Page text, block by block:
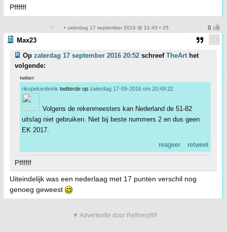
Pffffff
• zaterdag 17 september 2016 @ 21:45 • 25
Max23
Op zaterdag 17 september 2016 20:52 schreef TheArthet
volgende:
twitter:
rikspekenbrink twitterde op zaterdag 17-09-2016 om 20:49:22
Volgens de rekenmeesters kan Nederland de 51-82
uitslag niet gebruiken. Niet bij beste nummers 2 en dus geen
EK 2017.
reageer
retweet
Pffffff
Uiteindelijk was een nederlaag met 17 punten verschil nog
genoeg geweest
▼ Advertentie door Refinery89